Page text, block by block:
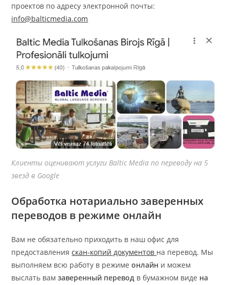
проектов по адресу электронной почты:
info@balticmedia.com
Клиенты оценивают услуги Baltic Media по переводу на 5
звезд в Google
Обработка нотариально заверенных
переводов в режиме онлайн
Вам не обязательно приходить в наш офис для
предоставленияскан-копий документов на перевод. Мы
выполняем всю работу в режимеонлайн и можем
выслать вамзаверенный перевод в бумажном виде на